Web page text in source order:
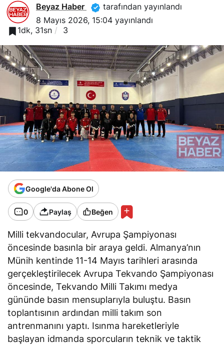
Beyaz Haber
tarafından yayınlandı
8 Mayıs 2026, 15:04 yayınlandı
1dk, 31sn
3
Google'da Abone Ol
0 Paylaş Beğen
Milli tekvandocular, Avrupa Şampiyonası
öncesinde basınla bir araya geldi. Almanya’nın
Münih kentinde 11-14 Mayıs tarihleri arasında
gerçekleştirilecek Avrupa Tekvando Şampiyonası
öncesinde, Tekvando Milli Takımı medya
gününde basın mensuplarıyla buluştu. Basın
toplantısının ardından milli takım son
antrenmanını yaptı. Isınma hareketleriyle
başlayan idmanda sporcuların teknik ve taktik